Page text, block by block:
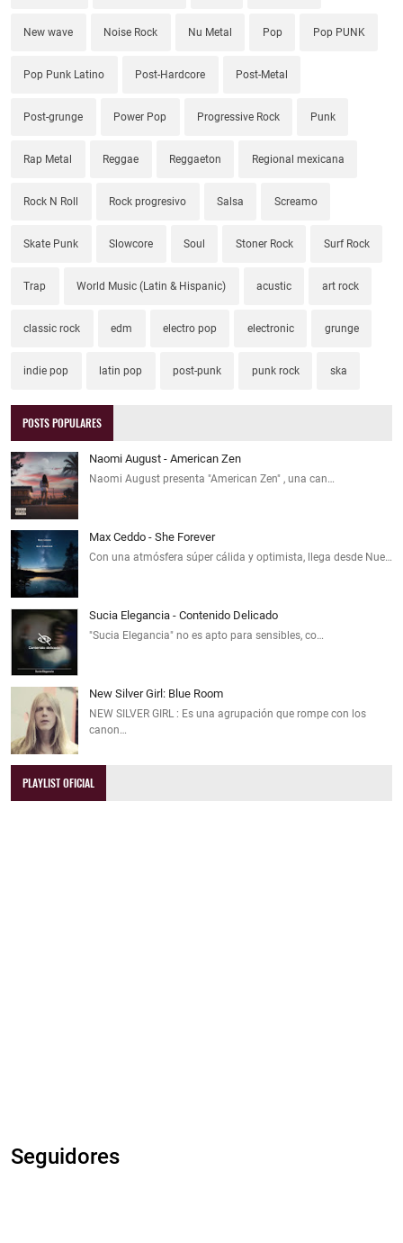
New wave Noise Rock Nu Metal Pop Pop PUNK
Pop Punk Latino Post-Hardcore Post-Metal
Post-grunge Power Pop Progressive Rock Punk
Rap Metal Reggae Reggaeton Regional mexicana
Rock N Roll Rock progresivo Salsa Screamo
Skate Punk Slowcore Soul Stoner Rock Surf Rock
Trap World Music (Latin & Hispanic) acustic art rock
classic rock edm electro pop electronic grunge
indie pop latin pop post-punk punk rock ska
POSTS POPULARES
Naomi August - American Zen
Naomi August presenta "American Zen" , una can…
Max Ceddo - She Forever
Con una atmósfera súper cálida y optimista, llega desde Nue…
Sucia Elegancia - Contenido Delicado
"Sucia Elegancia" no es apto para sensibles, co…
New Silver Girl: Blue Room
NEW SILVER GIRL : Es una agrupación que rompe con los
canon…
PLAYLIST OFICIAL
Seguidores